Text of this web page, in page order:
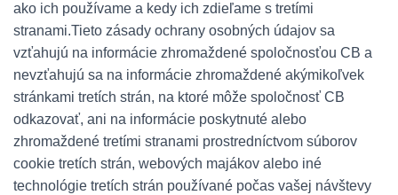
ako ich používame a kedy ich zdieľame s tretími
stranami.Tieto zásady ochrany osobných údajov sa
vzťahujú na informácie zhromaždené spoločnosťou CB a
nevzťahujú sa na informácie zhromaždené akýmikoľvek
stránkami tretích strán, na ktoré môže spoločnosť CB
odkazovať, ani na informácie poskytnuté alebo
zhromaždené tretími stranami prostredníctvom súborov
cookie tretích strán, webových majákov alebo iné
technológie tretích strán používané počas vašej návštevy